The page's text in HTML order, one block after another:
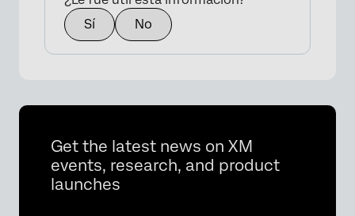
Sí
No
Get the latest news on XM
events, research, and product
launches